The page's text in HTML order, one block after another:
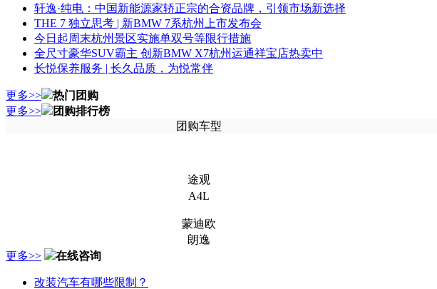
轩逸·纯电：中国新能源家轿正宗的合资品牌，引领市场新选择
THE 7 独立思考 | 新BMW 7系杭州上市发布会
今日起周末杭州景区实施单双号等限行措施
全尺寸豪华SUV霸主 创新BMW X7杭州运通祥宝店热卖中
长悦保养服务 | 长久品质，为悦常伴
更多>>
热门团购
更多>>
团购排行榜
团购车型
途观
A4L
蒙迪欧
朗逸
更多>>
在线咨询
改装汽车有哪些限制？